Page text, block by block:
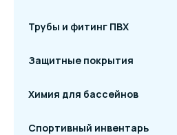
Трубы и фитинг ПВХ
Защитные покрытия
Химия для бассейнов
Спортивный инвентарь